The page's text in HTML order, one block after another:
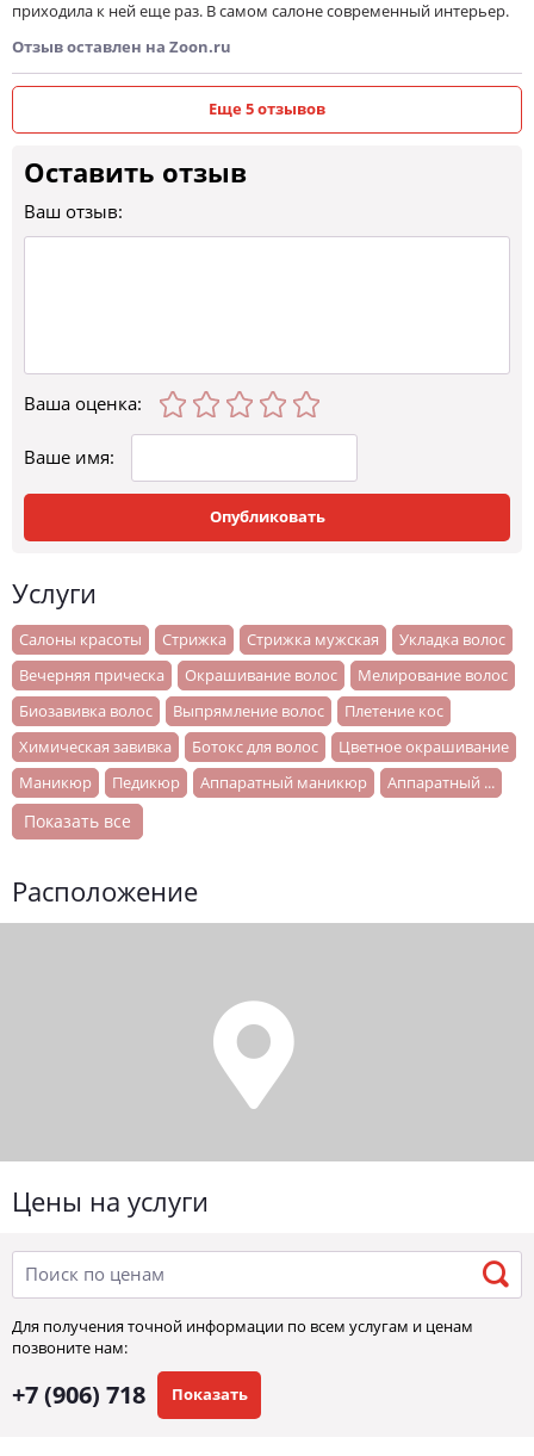
приходила к ней еще раз. В самом салоне современный интерьер.
Отзыв оставлен на Zoon.ru
Еще 5 отзывов
Оставить отзыв
Ваш отзыв:
Ваша оценка:
Ваше имя:
Опубликовать
Услуги
Салоны красоты Стрижка Стрижка мужская
Укладка волос
Вечерняя прическа
Окрашивание волос
Мелирование волос
Биозавивка волос
Выпрямление волос
Плетение кос
Химическая завивка
Ботокс для волос
Цветное окрашивание
Маникюр
Педикюр Аппаратный маникюр Аппаратный ...
Показать все
Расположение
Цены на услуги
Для получения точной информации по всем услугам и ценам
позвоните нам:
+7 (906) 718 Показать